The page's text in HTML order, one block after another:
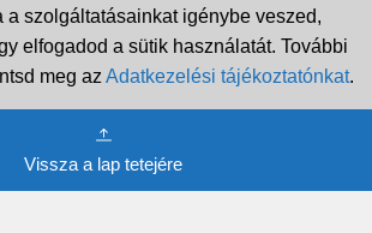
a szolgáltatásainkat igénybe veszed,
elfogadod a sütik használatát. További
meg az Adatkezelési tájékoztatónkat.
Vissza a lap tetejére